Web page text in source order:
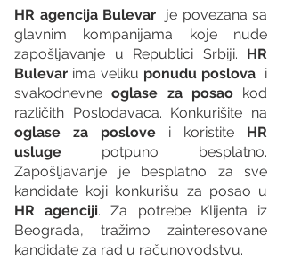
HR agencija Bulevar
  je povezana sa
glavnim kompanijama koje nude
zapošljavanje u Republici Srbiji. HR
Bulevar ima veliku ponudu poslova
  i
svakodnevne oglase za posao kod
oglase za poslove i koristite HR
usluge potpuno besplatno.
Zapošljavanje je besplatno za sve
HR agenciji. Za potrebe Klijenta iz
Beograda, tražimo zainteresovane
kandidate za rad u računovodstvu.